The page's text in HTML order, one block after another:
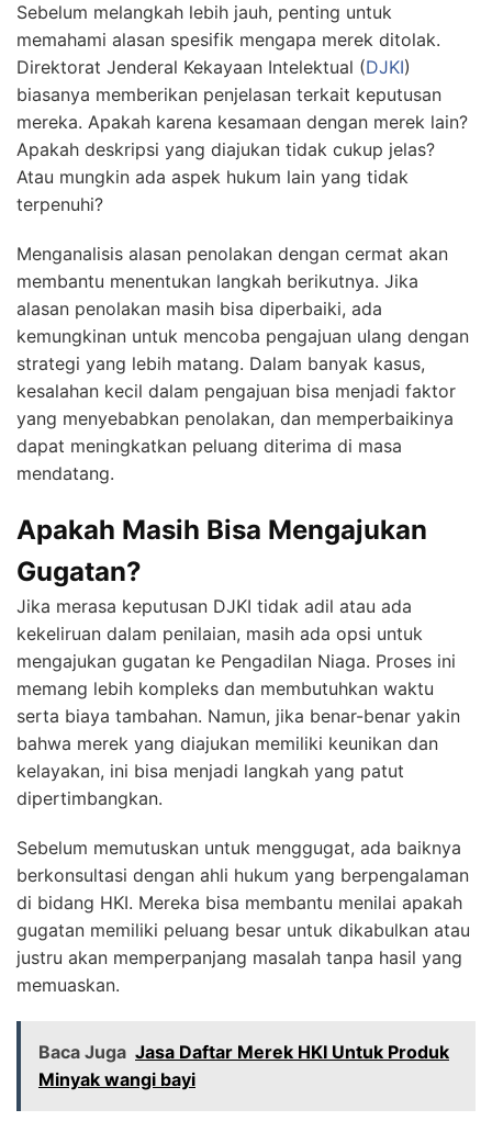
Sebelum melangkah lebih jauh, penting untuk
memahami alasan spesifik mengapa merek ditolak.
Direktorat Jenderal Kekayaan Intelektual (DJKI)
biasanya memberikan penjelasan terkait keputusan
mereka. Apakah karena kesamaan dengan merek lain?
Apakah deskripsi yang diajukan tidak cukup jelas?
Atau mungkin ada aspek hukum lain yang tidak
terpenuhi?
Menganalisis alasan penolakan dengan cermat akan
membantu menentukan langkah berikutnya. Jika
alasan penolakan masih bisa diperbaiki, ada
kemungkinan untuk mencoba pengajuan ulang dengan
strategi yang lebih matang. Dalam banyak kasus,
kesalahan kecil dalam pengajuan bisa menjadi faktor
yang menyebabkan penolakan, dan memperbaikinya
dapat meningkatkan peluang diterima di masa
mendatang.
Apakah Masih Bisa Mengajukan
Gugatan?
Jika merasa keputusan DJKI tidak adil atau ada
kekeliruan dalam penilaian, masih ada opsi untuk
mengajukan gugatan ke Pengadilan Niaga. Proses ini
memang lebih kompleks dan membutuhkan waktu
serta biaya tambahan. Namun, jika benar-benar yakin
bahwa merek yang diajukan memiliki keunikan dan
kelayakan, ini bisa menjadi langkah yang patut
dipertimbangkan.
Sebelum memutuskan untuk menggugat, ada baiknya
berkonsultasi dengan ahli hukum yang berpengalaman
di bidang HKI. Mereka bisa membantu menilai apakah
gugatan memiliki peluang besar untuk dikabulkan atau
justru akan memperpanjang masalah tanpa hasil yang
memuaskan.
Baca Juga Jasa Daftar Merek HKI Untuk Produk
Minyak wangi bayi